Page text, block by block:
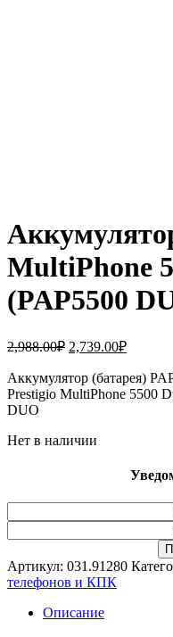
MultiPhone
(PAP5500
2,988.00₽ Первоначальная
составляла
2,988.00₽.
2,739.00₽Текущая
Аккумулятор (батарея)
Prestigio MultiPhone 5500
DUO
Нет в наличии
Артикул: 031.91280
телефонов и КПК
Описание